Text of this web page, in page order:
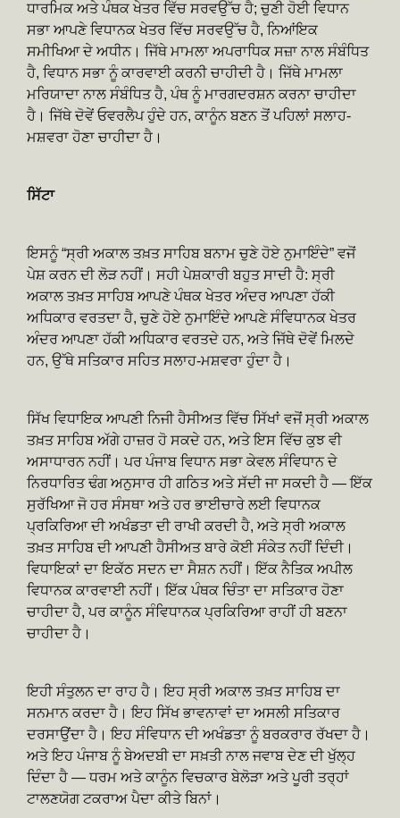
ਧਾਰਮਿਕ ਅਤੇ ਪੰਥਕ ਖੇਤਰ ਵਿੱਚ ਸਰਵਉੱਚ ਹੈ; ਚੁਣੀ ਹੋਈ ਵਿਧਾਨ
ਸਭਾ ਆਪਣੇ ਵਿਧਾਨਕ ਖੇਤਰ ਵਿੱਚ ਸਰਵਉੱਚ ਹੈ, ਨਿਆਂਇਕ
ਸਮੀਖਿਆ ਦੇ ਅਧੀਨ। ਜਿੱਥੇ ਮਾਮਲਾ ਅਪਰਾਧਿਕ ਸਜ਼ਾ ਨਾਲ ਸੰਬੰਧਿਤ
ਹੈ, ਵਿਧਾਨ ਸਭਾ ਨੂੰ ਕਾਰਵਾਈ ਕਰਨੀ ਚਾਹੀਦੀ ਹੈ। ਜਿੱਥੇ ਮਾਮਲਾ
ਮਰਿਯਾਦਾ ਨਾਲ ਸੰਬੰਧਿਤ ਹੈ, ਪੰਥ ਨੂੰ ਮਾਰਗਦਰਸ਼ਨ ਕਰਨਾ ਚਾਹੀਦਾ
ਹੈ। ਜਿੱਥੇ ਦੋਵੇਂ ਓਵਰਲੈਪ ਹੁੰਦੇ ਹਨ, ਕਾਨੂੰਨ ਬਣਨ ਤੋਂ ਪਹਿਲਾਂ ਸਲਾਹ-
ਮਸ਼ਵਰਾ ਹੋਣਾ ਚਾਹੀਦਾ ਹੈ।
ਸਿੱਟਾ
ਇਸਨੂੰ “ਸ੍ਰੀ ਅਕਾਲ ਤਖ਼ਤ ਸਾਹਿਬ ਬਨਾਮ ਚੁਣੇ ਹੋਏ ਨੁਮਾਇੰਦੇ” ਵਜੋਂ
ਪੇਸ਼ ਕਰਨ ਦੀ ਲੋੜ ਨਹੀਂ। ਸਹੀ ਪੇਸ਼ਕਾਰੀ ਬਹੁਤ ਸਾਦੀ ਹੈ: ਸ੍ਰੀ
ਅਕਾਲ ਤਖ਼ਤ ਸਾਹਿਬ ਆਪਣੇ ਪੰਥਕ ਖੇਤਰ ਅੰਦਰ ਆਪਣਾ ਹੱਕੀ
ਅਧਿਕਾਰ ਵਰਤਦਾ ਹੈ, ਚੁਣੇ ਹੋਏ ਨੁਮਾਇੰਦੇ ਆਪਣੇ ਸੰਵਿਧਾਨਕ ਖੇਤਰ
ਅੰਦਰ ਆਪਣਾ ਹੱਕੀ ਅਧਿਕਾਰ ਵਰਤਦੇ ਹਨ, ਅਤੇ ਜਿੱਥੇ ਦੋਵੇਂ ਮਿਲਦੇ
ਹਨ, ਉੱਥੇ ਸਤਿਕਾਰ ਸਹਿਤ ਸਲਾਹ-ਮਸ਼ਵਰਾ ਹੁੰਦਾ ਹੈ।
ਸਿੱਖ ਵਿਧਾਇਕ ਆਪਣੀ ਨਿਜੀ ਹੈਸੀਅਤ ਵਿੱਚ ਸਿੱਖਾਂ ਵਜੋਂ ਸ੍ਰੀ ਅਕਾਲ
ਤਖ਼ਤ ਸਾਹਿਬ ਅੱਗੇ ਹਾਜ਼ਰ ਹੋ ਸਕਦੇ ਹਨ, ਅਤੇ ਇਸ ਵਿੱਚ ਕੁਝ ਵੀ
ਅਸਾਧਾਰਨ ਨਹੀਂ। ਪਰ ਪੰਜਾਬ ਵਿਧਾਨ ਸਭਾ ਕੇਵਲ ਸੰਵਿਧਾਨ ਦੇ
ਨਿਰਧਾਰਿਤ ਢੰਗ ਅਨੁਸਾਰ ਹੀ ਗਠਿਤ ਅਤੇ ਸੱਦੀ ਜਾ ਸਕਦੀ ਹੈ — ਇੱਕ
ਸੁਰੱਖਿਆ ਜੋ ਹਰ ਸੰਸਥਾ ਅਤੇ ਹਰ ਭਾਈਚਾਰੇ ਲਈ ਵਿਧਾਨਕ
ਪ੍ਰਕਿਰਿਆ ਦੀ ਅਖੰਡਤਾ ਦੀ ਰਾਖੀ ਕਰਦੀ ਹੈ, ਅਤੇ ਸ੍ਰੀ ਅਕਾਲ
ਤਖ਼ਤ ਸਾਹਿਬ ਦੀ ਆਪਣੀ ਹੈਸੀਅਤ ਬਾਰੇ ਕੋਈ ਸੰਕੇਤ ਨਹੀਂ ਦਿੰਦੀ।
ਵਿਧਾਇਕਾਂ ਦਾ ਇਕੱਠ ਸਦਨ ਦਾ ਸੈਸ਼ਨ ਨਹੀਂ। ਇੱਕ ਨੈਤਿਕ ਅਪੀਲ
ਵਿਧਾਨਕ ਕਾਰਵਾਈ ਨਹੀਂ। ਇੱਕ ਪੰਥਕ ਚਿੰਤਾ ਦਾ ਸਤਿਕਾਰ ਹੋਣਾ
ਚਾਹੀਦਾ ਹੈ, ਪਰ ਕਾਨੂੰਨ ਸੰਵਿਧਾਨਕ ਪ੍ਰਕਿਰਿਆ ਰਾਹੀਂ ਹੀ ਬਣਨਾ
ਚਾਹੀਦਾ ਹੈ।
ਇਹੀ ਸੰਤੁਲਨ ਦਾ ਰਾਹ ਹੈ। ਇਹ ਸ੍ਰੀ ਅਕਾਲ ਤਖ਼ਤ ਸਾਹਿਬ ਦਾ
ਸਨਮਾਨ ਕਰਦਾ ਹੈ। ਇਹ ਸਿੱਖ ਭਾਵਨਾਵਾਂ ਦਾ ਅਸਲੀ ਸਤਿਕਾਰ
ਦਰਸਾਉਂਦਾ ਹੈ। ਇਹ ਸੰਵਿਧਾਨ ਦੀ ਅਖੰਡਤਾ ਨੂੰ ਬਰਕਰਾਰ ਰੱਖਦਾ ਹੈ।
ਅਤੇ ਇਹ ਪੰਜਾਬ ਨੂੰ ਬੇਅਦਬੀ ਦਾ ਸਖ਼ਤੀ ਨਾਲ ਜਵਾਬ ਦੇਣ ਦੀ ਖੁੱਲ੍ਹ
ਦਿੰਦਾ ਹੈ — ਧਰਮ ਅਤੇ ਕਾਨੂੰਨ ਵਿਚਕਾਰ ਬੇਲੋੜਾ ਅਤੇ ਪੂਰੀ ਤਰ੍ਹਾਂ
ਟਾਲਣਯੋਗ ਟਕਰਾਅ ਪੈਦਾ ਕੀਤੇ ਬਿਨਾਂ।